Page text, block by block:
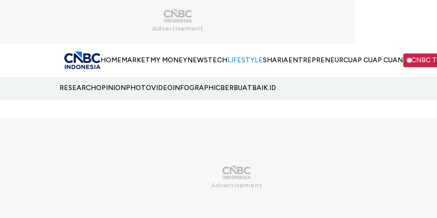
HOMEMARKETMY MONEYNEWSTECHLIFESTYLESHARIAENTREPRENEURCUAP CUAP CUAN CNBC
RESEARCHOPINIONPHOTOVIDEOINFOGRAPHICBERBUATBAIK.ID